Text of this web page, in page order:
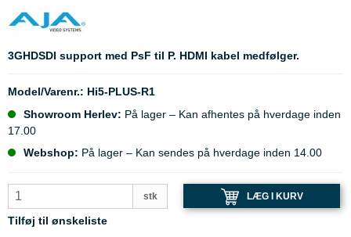
3GHDSDI support med PsF til P. HDMI kabel medfølger.
Model/Varenr.: Hi5-PLUS-R1
Showroom Herlev: På lager – Kan afhentes på hverdage inden
17.00
Webshop: På lager – Kan sendes på hverdage inden 14.00
stk LÆG I KURV
Tilføj til ønskeliste